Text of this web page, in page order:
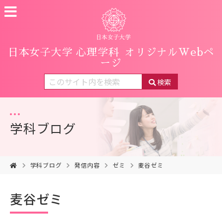
日本女子大学 心理学科
オリジナルWebペ
ージ
検索
学科ブログ
学科ブログ 発信内容 ゼミ 麦谷ゼミ
麦谷ゼミ